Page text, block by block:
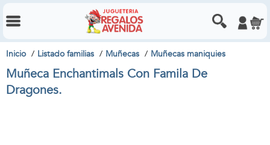
Inicio Listado familias Muñecas Muñecas maniquies
Muñeca Enchantimals Con Famila De
Dragones.